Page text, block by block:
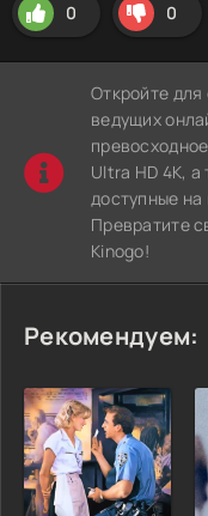
0 0
Откройте
ведущих
Ultra HD 4K, а
доступные на
Превратите
Kinogo!
Рекомендуем: